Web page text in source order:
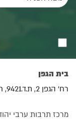
בית הגפן
רח' הגפן 2, ת.ד.9421, חיפה
מרכז תרבות ערבי